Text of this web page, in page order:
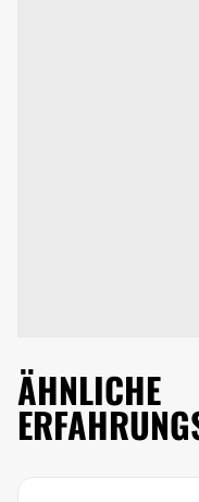
ÄHNLICHE